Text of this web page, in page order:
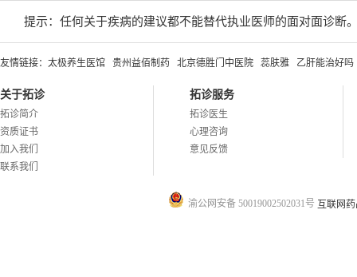
提示：任何关于疾病的建议都不能替代执业医师的面对面诊断
友情链接： 太极养生医馆 贵州益佰制药 北京德胜门中医院 蕊肤雅 乙肝能治好吗
关于拓诊
拓诊简介
资质证书
加入我们
联系我们
拓诊服务
拓诊医生
心理咨询
意见反馈
渝公网安备 50019002502031号 互联网